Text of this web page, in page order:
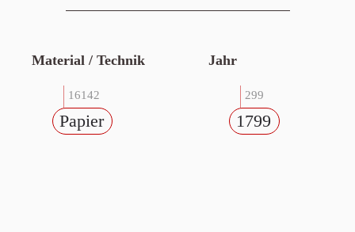
Material / Technik
16142
Papier
Jahr
299
1799